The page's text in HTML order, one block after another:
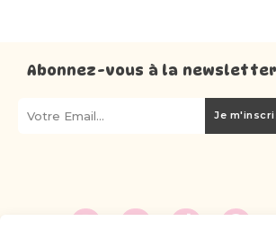
Abonnez-vous à la
Je